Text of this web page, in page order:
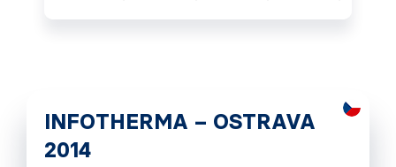
INFOTHERMA – OSTRAVA
2014